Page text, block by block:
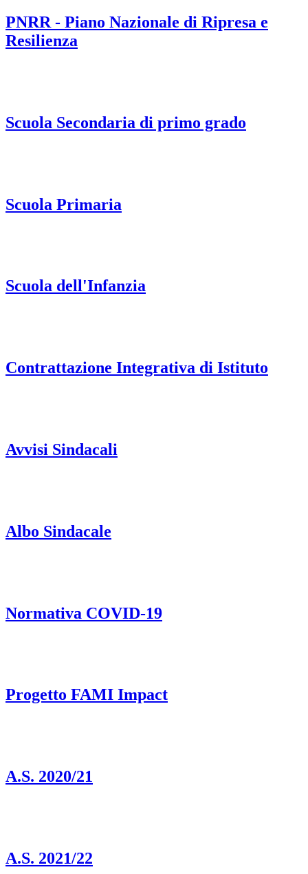
PNRR - Piano Nazionale di Ripresa e
Resilienza
Scuola Secondaria di primo grado
Scuola Primaria
Scuola dell'Infanzia
Contrattazione Integrativa di Istituto
Avvisi Sindacali
Albo Sindacale
Normativa COVID-19
Progetto FAMI Impact
A.S. 2020/21
A.S. 2021/22